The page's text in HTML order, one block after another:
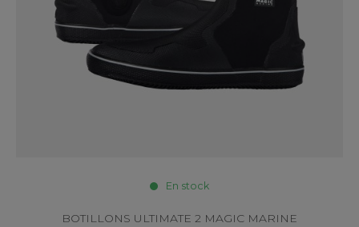
En stock
BOTILLONS ULTIMATE 2 MAGIC MARINE